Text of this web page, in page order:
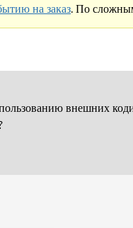
на заказ. По
внешних